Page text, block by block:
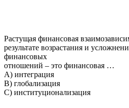
Растущая финансовая
результате возрастания и
финансовых
отношений – это финансовая …
A) интеграция
B) глобализация
C) институционализация